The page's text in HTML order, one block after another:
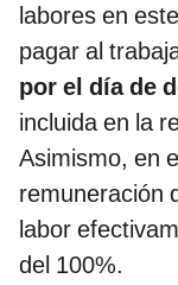
labores en
pagar al
por el día de
incluida en la
Asimismo, en
remuneración
labor
del 100%.